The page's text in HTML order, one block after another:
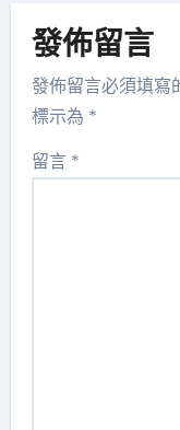
發佈留言
發佈留言必須填寫
標示為 *
留言 *